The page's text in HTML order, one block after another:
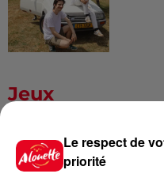
Jeux
Le respect de
priorité